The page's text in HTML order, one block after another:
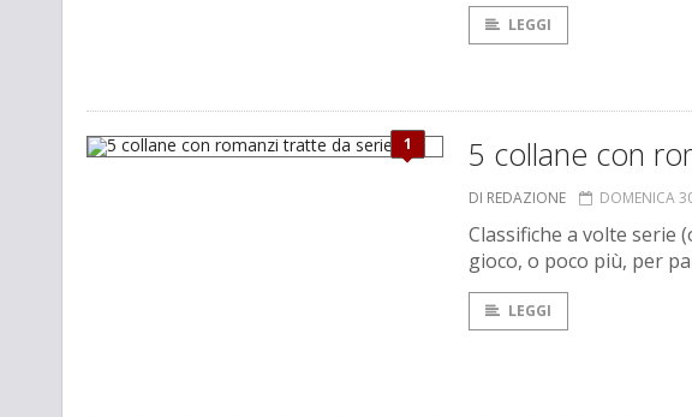
LEGGI
1 5 collane con
DI REDAZIONE DOMENICA
Classifiche a volte serie
gioco, o poco più, per
LEGGI